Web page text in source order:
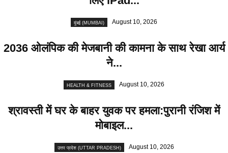
मुंबई (MUMBAI) August 10, 2026
2036 ओलंपिक की मेजबानी की कामना के साथ रेखा आर्य
ने...
HEALTH & FITNESS August 10, 2026
श्रावस्ती में घर के बाहर युवक पर हमला:पुरानी रंजिश में
मोबाइल...
उत्तर प्रदेश (UTTAR PRADESH) August 10, 2026